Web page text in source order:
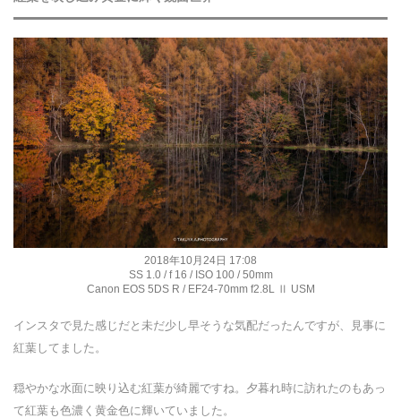
2018年10月24日 17:08
SS 1.0 / f 16 / ISO 100 / 50mm
Canon EOS 5DS R / EF24-70mm f2.8L Ⅱ USM
インスタで見た感じだと未だ少し早そうな気配だったんですが、見事に
紅葉してました。
穏やかな水面に映り込む紅葉が綺麗ですね。夕暮れ時に訪れたのもあっ
て紅葉も色濃く黄金色に輝いていました。